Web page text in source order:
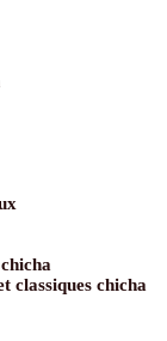
classiques chicha